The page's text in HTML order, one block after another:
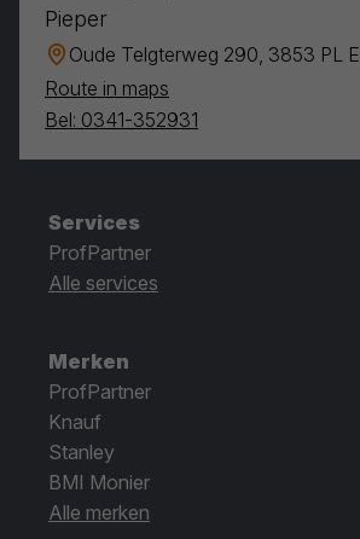
Pieper
Oude Telgterweg 290, 3853 PL
Route in maps
Bel: 0341-352931
Services
ProfPartner
Alle services
Merken
ProfPartner
Knauf
Stanley
BMI Monier
Alle merken